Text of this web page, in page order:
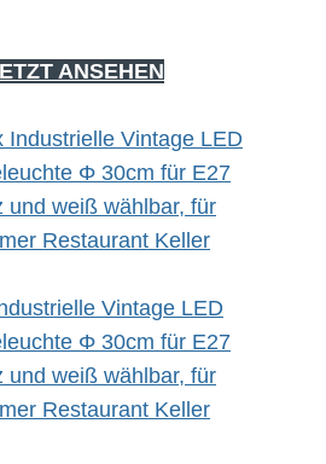
ANSEHEN
Vintage LED
Φ 30cm für E27
und weiß wählbar, für
Restaurant Keller